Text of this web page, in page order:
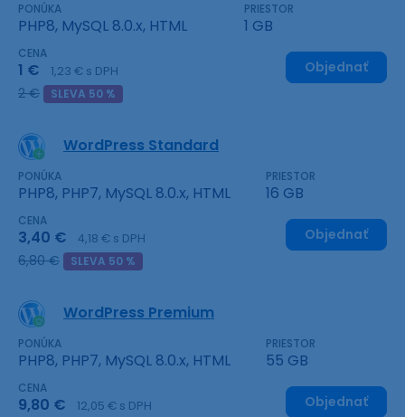
PONÚKA
PHP8, MySQL 8.0.x, HTML
PRIESTOR
1 GB
CENA
1 € 1,23 € s DPH
2 € SLEVA 50 %
Objednať
WordPress Standard
PONÚKA
PHP8, PHP7, MySQL 8.0.x, HTML
PRIESTOR
16 GB
CENA
3,40 € 4,18 € s DPH
6,80 € SLEVA 50 %
Objednať
WordPress Premium
PONÚKA
PHP8, PHP7, MySQL 8.0.x, HTML
PRIESTOR
55 GB
CENA
9,80 € 12,05 € s DPH Objednať